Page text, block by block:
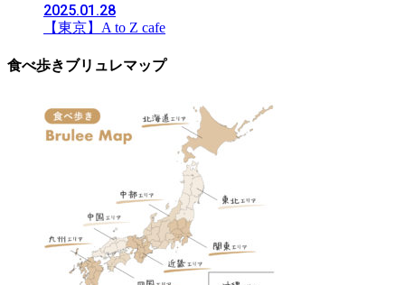
2025.01.28
【東京】A to Z cafe
食べ歩きブリュレマップ